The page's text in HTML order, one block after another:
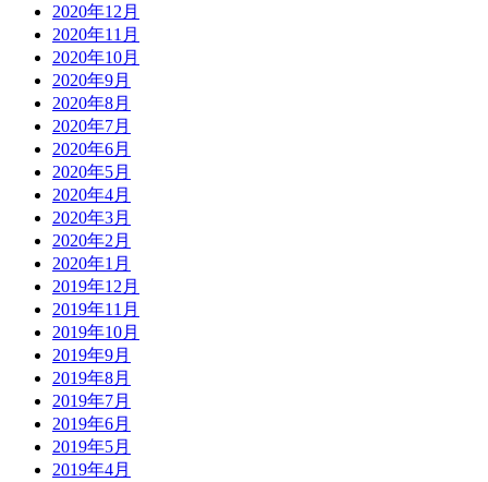
2020年12月
2020年11月
2020年10月
2020年9月
2020年8月
2020年7月
2020年6月
2020年5月
2020年4月
2020年3月
2020年2月
2020年1月
2019年12月
2019年11月
2019年10月
2019年9月
2019年8月
2019年7月
2019年6月
2019年5月
2019年4月